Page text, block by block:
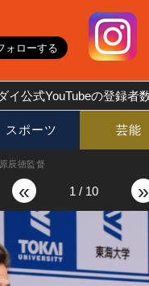
イ公式YouTubeの登録者
スポーツ 芸能
辰徳監督
« »
1 / 10